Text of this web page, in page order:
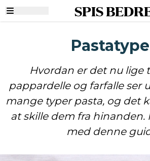
SPIS
Hvordan er det nu lige
pappardelle og farfalle ser
mange typer pasta, og det
at skille dem fra hinanden.
med denne